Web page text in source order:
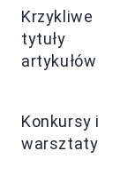
Krzykliwe
tytuły
artykułów
Konkursy i
warsztaty